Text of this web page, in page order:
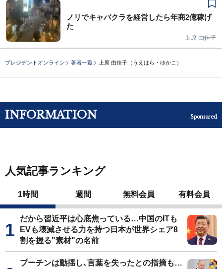
ノリでキャバクラを経営したら年商2億稼げ
た
上原 由佳子
プレジデントオンライン 著者一覧 上原 由佳子（うえはら・ゆかこ）
INFORMATION Sponsored
人気記事ランキング
1時間 週間 無料会員 有料会員
だから習近平は心底焦っている…中国のITも
EVも壊滅させる力を持つ日本が世界シェア8
割を握る"素材"の名前
プーチンは動揺し､言葉を失ったとの指摘も…